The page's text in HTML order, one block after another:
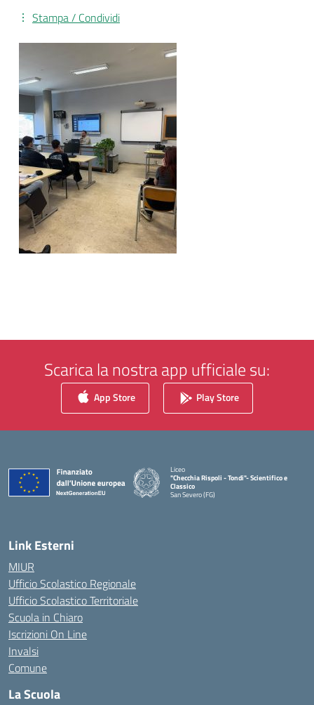
Stampa / Condividi
Scarica la nostra app ufficiale su:
App Store Play Store
Liceo
"Checchia Rispoli - Tondi"- Scientifico e
Classico
San Severo (FG)
Link Esterni
MIUR
Ufficio Scolastico Regionale
Ufficio Scolastico Territoriale
Scuola in Chiaro
Iscrizioni On Line
Invalsi
Comune
La Scuola